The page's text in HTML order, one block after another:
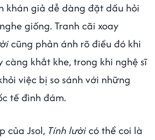
khán giả dễ dàng đặt dấu hỏi
giống. Tranh cãi xoay
cũng phản ánh rõ điều đó khi
càng khắt khe, trong khi nghệ sĩ
việc bị so sánh với những
tế đình đám.
của Jsol, Tính lườicó thể coi là